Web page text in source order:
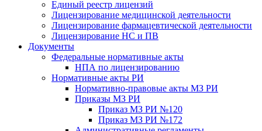
Единый реестр лицензий
Лицензирование медицинской деятельности
Лицензирование фармацевтической деятельности
Лицензирование НС и ПВ
Документы
Федеральные нормативные акты
НПА по лицензированию
Нормативные акты РИ
Нормативно-правовые акты МЗ РИ
Приказы МЗ РИ
Приказ МЗ РИ №120
Приказ МЗ РИ №172